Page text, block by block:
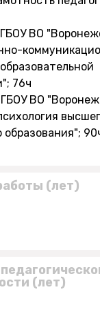
ВО
76ч
ВО
образования";
(лет)
(лет)